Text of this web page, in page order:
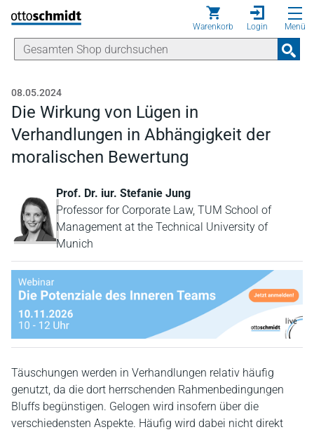
Direkt zum Inhalt
Warenkorb Login Menü
08.05.2024
Die Wirkung von Lügen in
Verhandlungen in Abhängigkeit der
moralischen Bewertung
Prof. Dr. iur. Stefanie Jung
Professor for Corporate Law, TUM School of
Management at the Technical University of
Munich
Täuschungen werden in Verhandlungen relativ häufig
genutzt, da die dort herrschenden Rahmenbedingungen
Bluffs begünstigen. Gelogen wird insofern über die
verschiedensten Aspekte. Häufig wird dabei nicht direkt